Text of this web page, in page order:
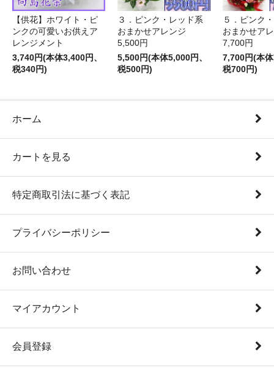
【供花】ホワイト・ピ
ンクの可愛いお供えア
レンジメント
3,740円(本体3,400円、
税340円)
３．ピンク・レッド系
おまかせアレンジ
5,500円
5,500円(本体5,000円、
税500円)
５．ピンク
おまかせア
7,700円
7,700円(本
税700円)
ホーム
カートを見る
特定商取引法に基づく表記
プライバシーポリシー
お問い合わせ
マイアカウント
会員登録